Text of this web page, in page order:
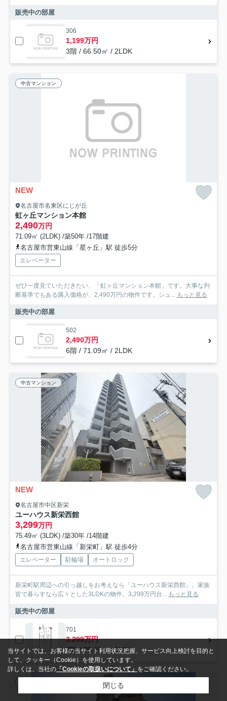
販売中の部屋
306
1,199万円
3階 / 66.50㎡ / 2LDK
中古マンション
NEW
名古屋市名東区にじが丘
虹ヶ丘マンション本館
2,490万円
71.09㎡ (2LDK) /築50年 /17階建
名古屋市営東山線「星ヶ丘」駅 徒歩5分
エレベーター
ぜひ一度見ていただきたい、「虹ヶ丘マンション本館」です。大事な判
断基準でもある購入価格が、2,490万円の物件です。シュ...
もっと見る
販売中の部屋
502
2,490万円
6階 / 71.09㎡ / 2LDK
中古マンション
NEW
名古屋市中区新栄
ユーハウス新栄西館
3,299万円
75.49㎡ (3LDK) /築30年 /14階建
名古屋市営東山線「新栄町」駅 徒歩4分
エレベーター 駐輪場 オートロック
新栄町駅周辺への引っ越しをお考えなら「ユーハウス新栄西館」。家族
皆で暮らすなら広々とした3LDKの物件。3,299万円台...
もっと見る
販売中の部屋
701
3,299万円
7階 / 75.49㎡ / 3LDK
当サイトでは、お客様の当サイト利用状況把握、サービス向上検討を目的と
して、クッキー（Cookie）を使用しています。
詳しくは、当社の 「Cookieの取扱いについて」 をご確認ください。
閉じる